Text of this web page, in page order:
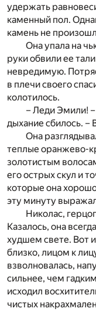
удержать
каменный пол.
камень не
Она упала на
руки обвили ее
невредимую.
в плечи своего
колотилось.
– Леди Эмили!
дыхание сбилось. –
Она
теплые оранжево-
золотистым
его острых скул и
которые она
эту минуту
Николас,
Казалось, она
худшем свете. Вот
близко, лицом к
взволновалась,
сильнее, чем
исходил
чистых